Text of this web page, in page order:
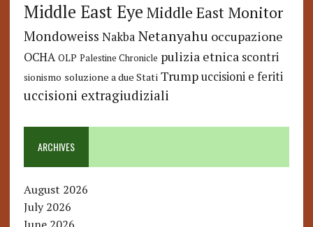
Middle East Eye Middle East Monitor
Mondoweiss Nakba Netanyahu occupazione
OCHA OLP Palestine Chronicle pulizia etnica scontri
sionismo soluzione a due Stati Trump uccisioni e feriti
uccisioni extragiudiziali
ARCHIVES
August 2026
July 2026